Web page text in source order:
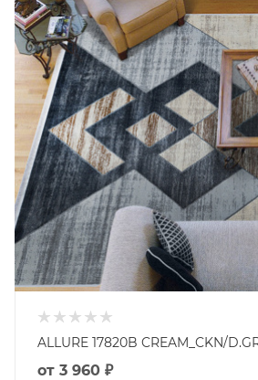
ALLURE 17820B CREAM_CKN/
от 3 960 ₽